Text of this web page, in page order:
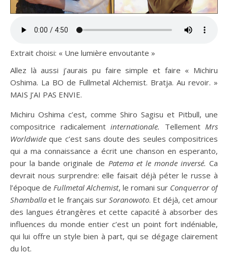
Extrait choisi: « Une lumière envoutante »
Allez là aussi j’aurais pu faire simple et faire « Michiru
Oshima. La BO de Fullmetal Alchemist. Bratja. Au revoir. »
MAIS J’AI PAS ENVIE.
Michiru Oshima c’est, comme Shiro Sagisu et Pitbull, une
compositrice radicalement internationale. Tellement Mrs
Worldwide que c’est sans doute des seules compositrices
qui a ma connaissance a écrit une chanson en esperanto,
pour la bande originale de Patema et le monde inversé. Ca
devrait nous surprendre: elle faisait déjà péter le russe à
l’époque de Fullmetal Alchemist, le romani sur Conquerror of
Shamballaet le français surSoranowoto. Et déjà, cet amour
des langues étrangères et cette capacité à absorber des
influences du monde entier c’est un point fort indéniable,
qui lui offre un style bien à part, qui se dégage clairement
du lot.